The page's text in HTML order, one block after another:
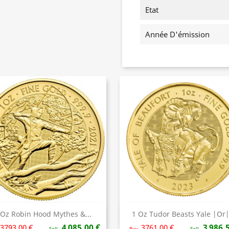
Etat
Année D'émission
Robin Hood Mythes &...
Aperçu rapide 1 Oz Tudor Beasts Yale
Aperçu rapide